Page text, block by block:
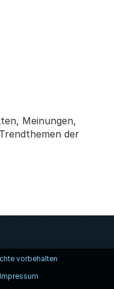
Meinungen,
der
vorbehalten
Impressum